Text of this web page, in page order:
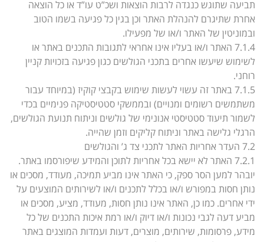
תביעה שתוגש כנגדה לרבות הוצאות ושכ”ט עו”ד או כל הוצאה
אחרת שתיגרם להנהלת האתר וכן בגין כל פגיעה בשמו הטוב
ובמוניטין של האתר ו/או של מפעילו.
7.1.4 האתר ו/או בעליו אינו אחראי לתגובות התכנים באתר או
לשימוש שיעשו אחרים בתכני הגולשים כגון פגיעה בזכויות קניין
רוחני.
7.1.5 באתר זה עשוי לעשות שימוש בקבצי קוקיז (במיוחד עבור
משתמשים רשומים ומנויים) ובממשקי סטטיסטיקה פנימיים בכדי
לשמור תיעוד סטטיסטי אנונימי של גולשים וניתוח תנועת הגולשים,
הרגלי גלישה באתר וניתוח קליקים וזמן שהייה.
7.2 העדר אחריות האתר לתכני צד ג’ והגולשים
7.2.1 האתר לא יישא בכל אחריות לתוכן והמידע שיפורסמו באתר.
יובהר למען הסר ספק, כי האתר אינו מביע תמיכה, מעודד, מסכים או
נותן חסות במפורש ו/או בכלל לתכנים ו/או לשירותים המוצעים על
ידי אחרים. כמו כן, האתר אינו נותן חסות, מעודד, מציע, מסכים או
מביע דעה לגבי נכונות ו/או דיוק ו/או רמת איכות התכנים של כל
מידע, פרסומות, שירותים, מוצרים, דעות ועמדות המוצגים באתר